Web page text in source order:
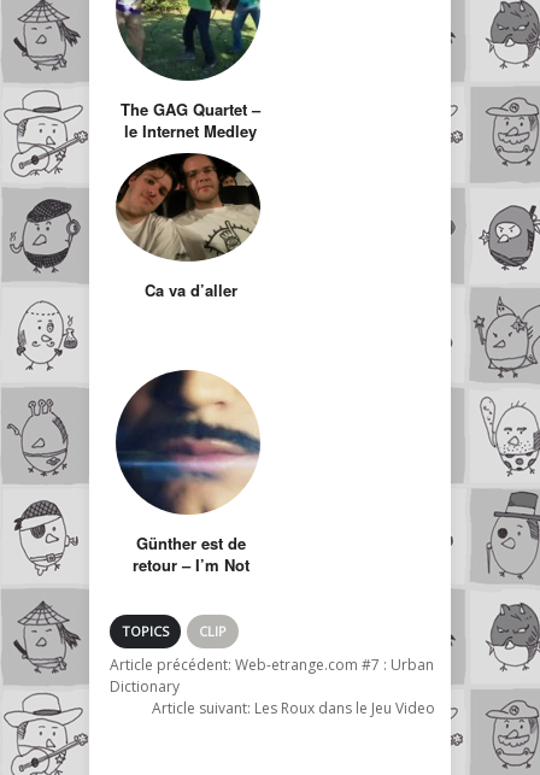
The GAG Quartet –
le Internet Medley
(40 chansons de
MEMES)
Ca va d’aller
Günther est de
retour – I’m Not
TOPICS CLIP
Article précédent: Web-etrange.com #7 : Urban
Dictionary
Article suivant: Les Roux dans le Jeu Video